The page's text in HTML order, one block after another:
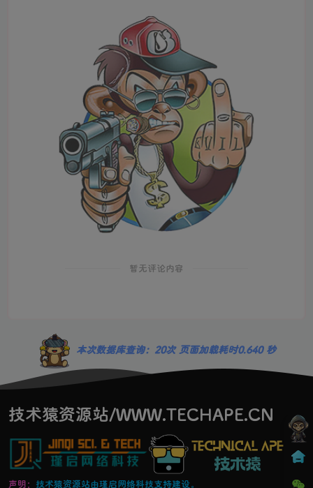
暂无评论内容
本次数据库查询：20次 页面加载耗时0.640 秒
技术猿资源站/WWW.TECHAPE.CN
声明： 技术猿资源站由瑾启网络科技支持建设。